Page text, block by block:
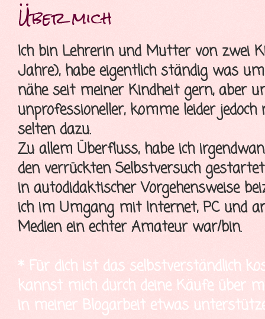
Über mich
Ich bin Lehrerin und Mutter von zwei
Jahre), habe eigentlich ständig was
nähe seit meiner Kindheit gern, aber
unprofessioneller, komme leider
selten dazu.
Zu allem Überfluss, habe ich
den verrückten Selbstversuch
in autodidaktischer Vorgehensweise
ich im Umgang mit Internet, PC und
Medien ein echter Amateur war/bin.
* Für dich ist das selbstverständlich
kannst mich durch deine Käufe über
in meiner Blogarbeit etwas